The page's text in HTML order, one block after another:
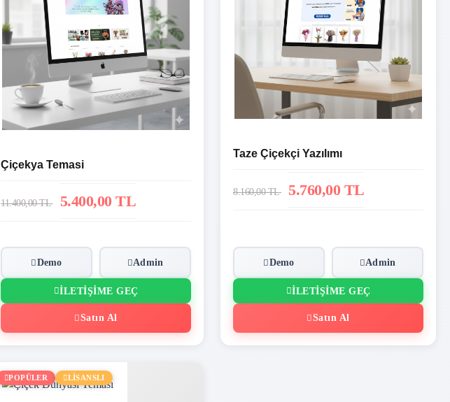
Çiçekya Temasi
11.400,00 TL 5.400,00 TL
Demo Admin
İLETIŞIME GEÇ
Satın Al
Taze Çiçekçi Yazılımı
8.160,00 TL 5.760,00 TL
Demo Admin
İLETIŞIME GEÇ
Satın Al
POPÜLER LİSANSLI